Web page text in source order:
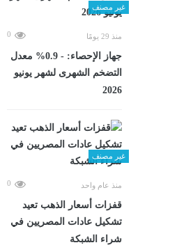
غير مصنف
منذ 29 يومًا 0
جهاز الإحصاء: - 0.9% معدل
التضخم الشهرى لشهر يونيو
2026
غير مصنف
منذ عام واحد 0
قفزات أسعار الذهب تعيد
تشكيل عادات المصريين في
شراء الشبكة